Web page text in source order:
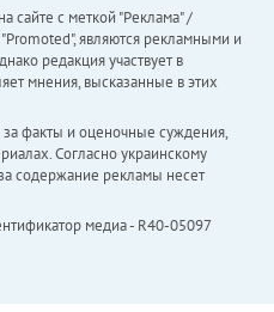
сайте с меткой "Реклама" /
являются рекламными и
редакция участвует в
мнения, высказанные в этих
за факты и оценочные суждения,
Согласно украинскому
за содержание рекламы несет
медиа - R40-05097